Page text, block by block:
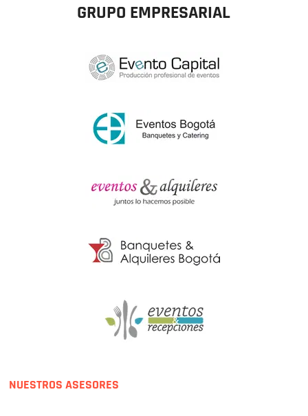
GRUPO EMPRESARIAL
NUESTROS ASESORES